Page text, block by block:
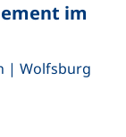
im
| Wolfsburg